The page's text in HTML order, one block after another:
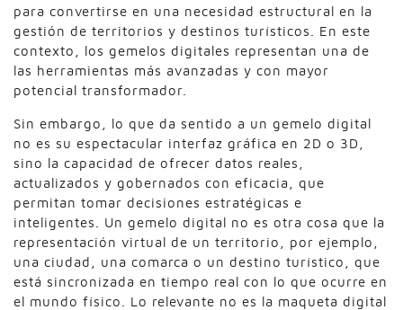
para convertirse en una necesidad estructural en la
gestión de territorios y destinos turísticos. En este
contexto, los gemelos digitales representan una de
las herramientas más avanzadas y con mayor
potencial transformador.
Sin embargo, lo que da sentido a un gemelo digital
no es su espectacular interfaz gráfica en 2D o 3D,
sino la capacidad de ofrecer datos reales,
actualizados y gobernados con eficacia, que
permitan tomar decisiones estratégicas e
inteligentes. Un gemelo digital no es otra cosa que la
representación virtual de un territorio, por ejemplo,
una ciudad, una comarca o un destino turístico, que
está sincronizada en tiempo real con lo que ocurre en
el mundo físico. Lo relevante no es la maqueta digital